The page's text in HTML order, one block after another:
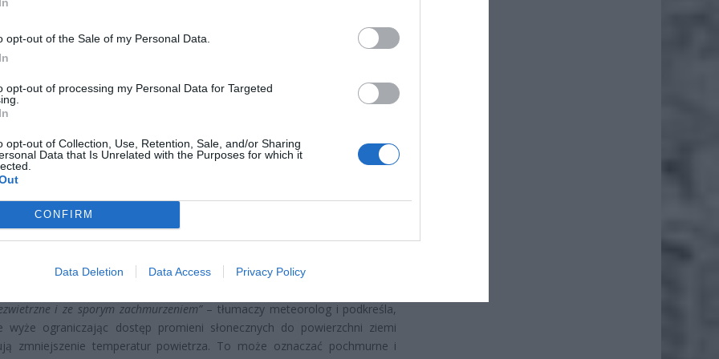
opt-out of the Sale of my Personal Data.
opt-out of processing my Personal Data for Targeted
opt-out of Collection, Use, Retention, Sale, and/or Sharing
Data that Is Unrelated with the Purposes for which it
CONFIRM
Data Deletion Data Access Privacy Policy
RÓWNIEŻ:
obywatel Ukrainy zaatakował zakonnicę i zerwał jej krzyż.
nastąpił zwrot w sprawie
2026 15:40
dzieci do 3. roku życia
2026 19:29
i listopad będzie cechował się tak zwanymi zgniłymi wyżami, które będą
i ze sporym zachmurzeniem”– tłumaczy meteorolog i podkreśla,
wyże ograniczając dostęp promieni słonecznych do powierzchni ziemi
zmniejszenie temperatur powietrza. To może oznaczać pochmurne i